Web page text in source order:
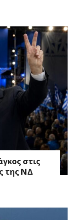
στις
της ΝΔ